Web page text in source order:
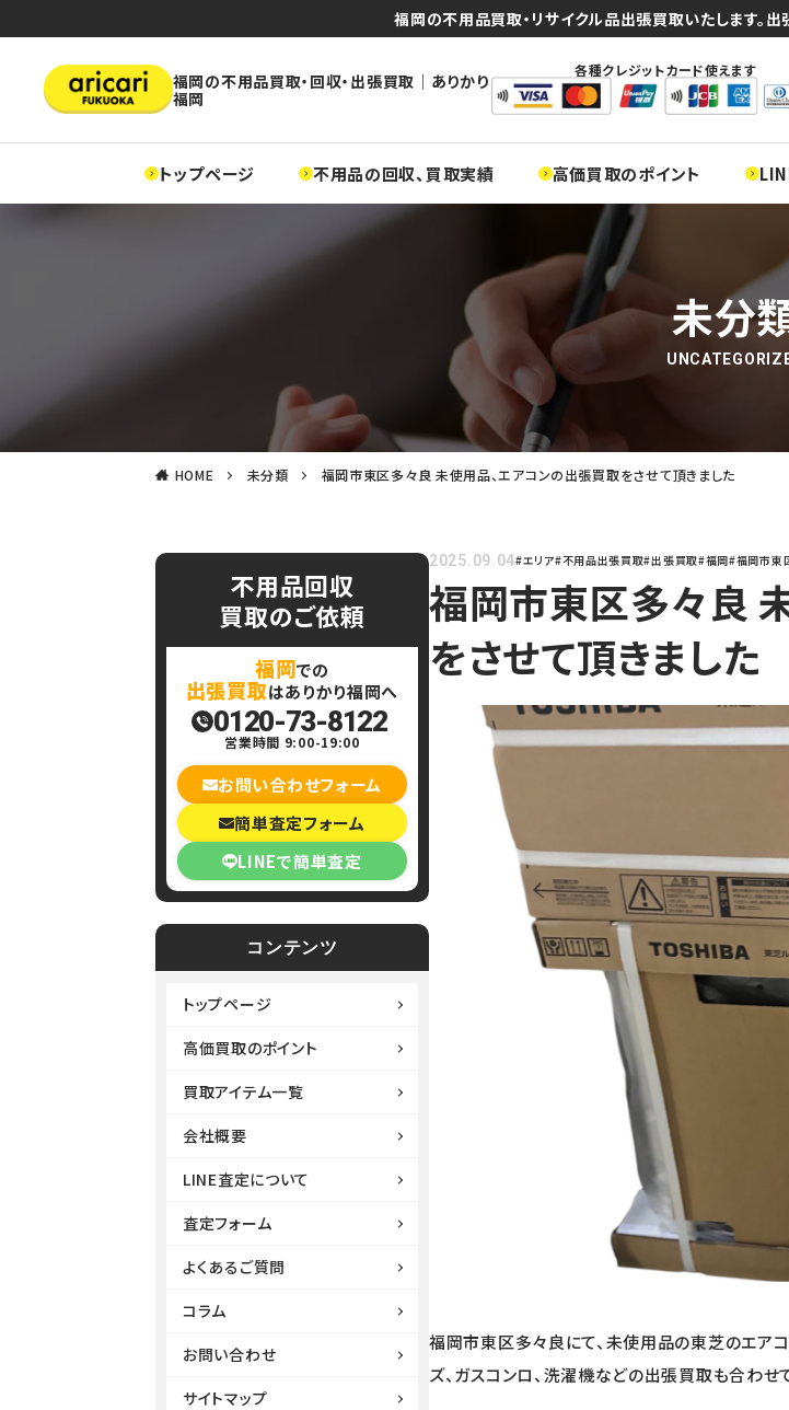
福岡の不用品買取・リサイクル品出張買取いたします。
福岡の不用品買取・回収・出張買取｜ありかり
福岡
各種クレジットカード使えます
トップページ 不用品の回収、買取実績 高価買取のポイント
未分
HOME 未分類 福岡市東区多々良 未使用品、エアコンの出張買取をさせて頂きました
2025.09.04#エリア#不用品出張買取#出張買取#福岡#福岡市東
福岡市東区多々良
をさせて頂きました
福岡市東区多々良にて、未使用品の東芝のエア
ズ、ガスコンロ、洗濯機などの出張買取も合わせ
不用品回収
買取のご依頼
福岡での
出張買取はありかり福岡へ
0120-73-8122
営業時間 9:00-19:00
お問い合わせフォーム
簡単査定フォーム
LINEで簡単査定
コンテンツ
トップページ
高価買取のポイント
買取アイテム一覧
会社概要
LINE査定について
査定フォーム
よくあるご質問
コラム
お問い合わせ
サイトマップ